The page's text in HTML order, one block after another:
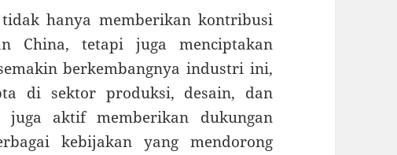
hanya memberikan kontribusi
China, tetapi juga menciptakan
berkembangnya industri ini,
di sektor produksi, desain, dan
juga aktif memberikan dukungan
kebijakan yang mendorong